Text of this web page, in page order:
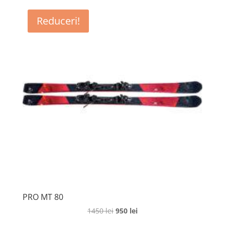
Reduceri!
PRO MT 80
1450lei Prețul
950 leiPrețul